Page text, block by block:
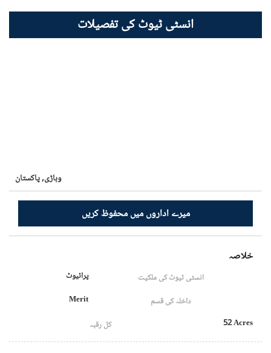
انسٹی ٹیوٹ کی تفصیلات
وہاڑی,پاکستان
میرے اداروں میں محفوظ کریں
خلاصہ
انسٹی ٹیوٹ کی ملکیت
پرائیوٹ
داخلہ کی قسم
Merit
کل رقبہ
52 Acres